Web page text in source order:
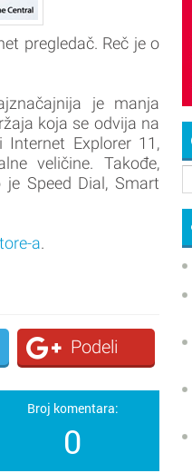
pregledač. Reč je o
je manja
koja se odvija na
Explorer 11,
veličine. Takođe,
Speed Dial, Smart
a.
Podeli
Broj komentara:
0